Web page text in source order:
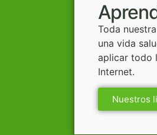
Toda
una vida
aplicar todo
Internet.
Nuestros